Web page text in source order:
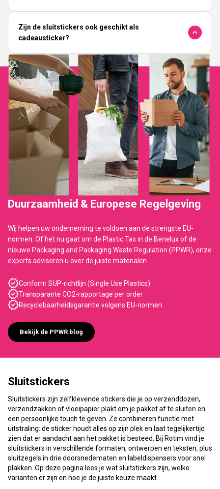
Zijn de sluitstickers ook geschikt als
cadeausticker?
Duurzaamheid & Europese Regelgeving
Wij helpen uw onderneming te voldoen aan de strengste EU-
normen. Of het nu gaat om de Plastic Tax in de Benelux of de
nieuwe Packaging and Packaging Waste Regulation (PPWR), onze
experts adviseren u over de juiste materialen.
Conform SUP-richtlijn (Single Use Plastics)
Transparante CO2-rapportage per order
Recyclebaarheidsgarantie volgens EU-normen
Bekijk de PPWR blog
Sluitstickers
Sluitstickers zijn zelfklevende stickers die je op verzenddozen,
verzendzakken of vloeipapier plakt om je pakket af te sluiten en
een persoonlijke touch te geven. Ze combineren functie met
uitstraling: de sticker houdt alles op zijn plek en laat tegelijkertijd
zien dat er aandacht aan het pakket is besteed. Bij Rotim vind je
sluitstickers in verschillende formaten, ontwerpen en teksten, plus
sluitzegels in drie doorsnedematen en labeldispensers voor snel
plakken. Op deze pagina lees je wat sluitstickers zijn, welke
varianten er zijn en hoe je de juiste keuze maakt.